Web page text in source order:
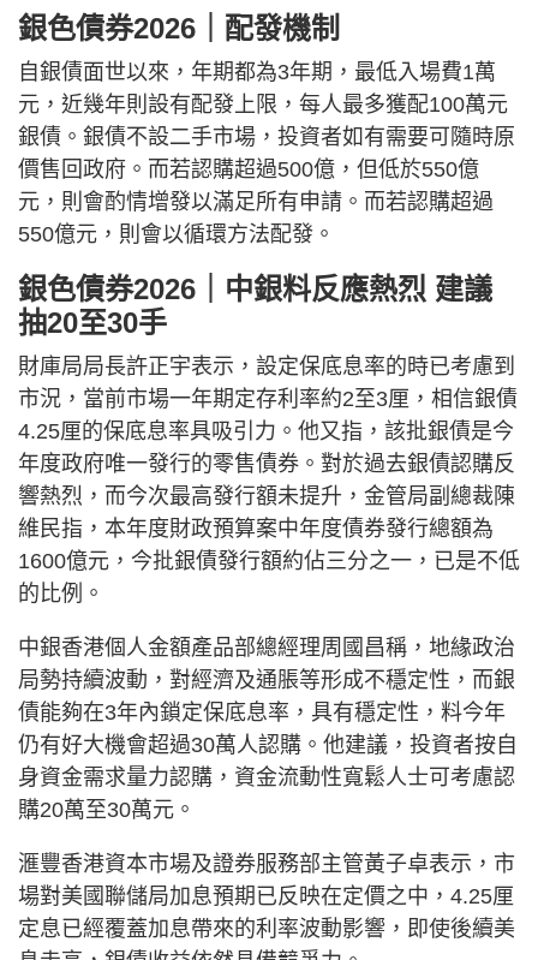
銀色債券2026｜配發機制
自銀債面世以來，年期都為3年期，最低入場費1萬
元，近幾年則設有配發上限，每人最多獲配100萬元
銀債。銀債不設二手市場，投資者如有需要可隨時原
價售回政府。而若認購超過500億，但低於550億
元，則會酌情增發以滿足所有申請。而若認購超過
550億元，則會以循環方法配發。
銀色債券2026｜中銀料反應熱烈 建議
抽20至30手
財庫局局長許正宇表示，設定保底息率的時已考慮到
市況，當前市場一年期定存利率約2至3厘，相信銀債
4.25厘的保底息率具吸引力。他又指，該批銀債是今
年度政府唯一發行的零售債券。對於過去銀債認購反
響熱烈，而今次最高發行額未提升，金管局副總裁陳
維民指，本年度財政預算案中年度債券發行總額為
1600億元，今批銀債發行額約佔三分之一，已是不低
的比例。
中銀香港個人金額產品部總經理周國昌稱，地緣政治
局勢持續波動，對經濟及通脹等形成不穩定性，而銀
債能夠在3年內鎖定保底息率，具有穩定性，料今年
仍有好大機會超過30萬人認購。他建議，投資者按自
身資金需求量力認購，資金流動性寬鬆人士可考慮認
購20萬至30萬元。
滙豐香港資本市場及證券服務部主管黃子卓表示，市
場對美國聯儲局加息預期已反映在定價之中，4.25厘
定息已經覆蓋加息帶來的利率波動影響，即使後續美